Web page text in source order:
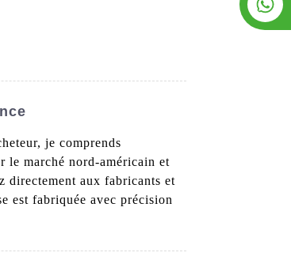
je comprends
le marché nord-américain et
directement aux fabricants et
est fabriquée avec précision